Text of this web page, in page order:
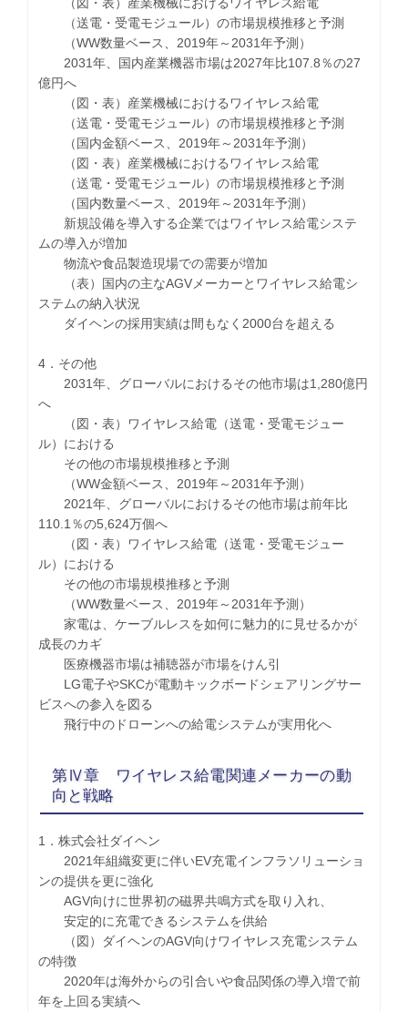
（送電・受電モジュール）の市場規模推移と予測
（WW数量ベース、2019年～2031年予測）
2031年、国内産業機器市場は2027年比107.8％の27
億円へ
（図・表）産業機械におけるワイヤレス給電
（送電・受電モジュール）の市場規模推移と予測
（国内金額ベース、2019年～2031年予測）
（図・表）産業機械におけるワイヤレス給電
（送電・受電モジュール）の市場規模推移と予測
（国内数量ベース、2019年～2031年予測）
新規設備を導入する企業ではワイヤレス給電システ
ムの導入が増加
物流や食品製造現場での需要が増加
（表）国内の主なAGVメーカーとワイヤレス給電シ
ステムの納入状況
ダイヘンの採用実績は間もなく2000台を超える
4．その他
2031年、グローバルにおけるその他市場は1,280億円
へ
（図・表）ワイヤレス給電（送電・受電モジュー
ル）における
その他の市場規模推移と予測
（WW金額ベース、2019年～2031年予測）
2021年、グローバルにおけるその他市場は前年比
110.1％の5,624万個へ
（図・表）ワイヤレス給電（送電・受電モジュー
ル）における
その他の市場規模推移と予測
（WW数量ベース、2019年～2031年予測）
家電は、ケーブルレスを如何に魅力的に見せるかが
成長のカギ
医療機器市場は補聴器が市場をけん引
LG電子やSKCが電動キックボードシェアリングサー
ビスへの参入を図る
飛行中のドローンへの給電システムが実用化へ
第Ⅳ章 ワイヤレス給電関連メーカーの動
向と戦略
1．株式会社ダイヘン
2021年組織変更に伴いEV充電インフラソリューショ
ンの提供を更に強化
AGV向けに世界初の磁界共鳴方式を取り入れ、
安定的に充電できるシステムを供給
（図）ダイヘンのAGV向けワイヤレス充電システム
の特徴
2020年は海外からの引合いや食品関係の導入増で前
年を上回る実績へ